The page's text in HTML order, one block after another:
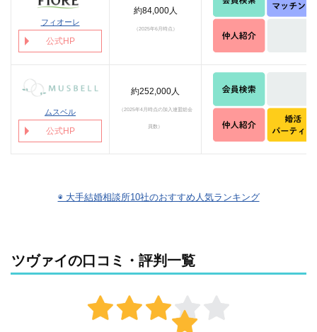
フィオーレ
公式HP
約84,000人
（2025年6月時点）
ムスベル
公式HP
約252,000人
（2025年4月時点の加入連盟総会
員数）
◉ 大手結婚相談所10社のおすすめ人気ランキング
ツヴァイの口コミ・評判一覧